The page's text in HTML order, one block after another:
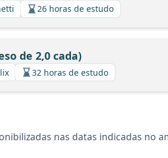
26 horas de estudo
de 2,0 cada)
32 horas de estudo
nas datas indicadas no